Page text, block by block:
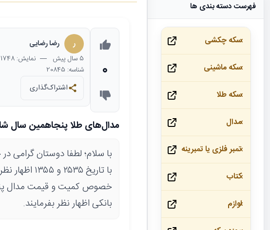
0
ر رضا رضایی
5 سال پیش — نمایش: 1748 بار
شناسه: 20845
اشتراک‌گذاری
مدال‌های طلا پنجاهمین سال
با سلام؛ لطفا دوستان
با تاریخ
خصوص کمیت و قیمت مدال
بانکی اظهار نظر بفرمایند.
فهرست دسته بندی ها
سکه چکشی
سکه ماشینی
سکه طلا
مدال
تمبر فلزی یا تمبرینه
کتاب
لوازم